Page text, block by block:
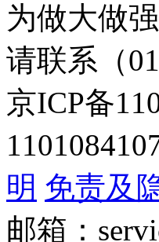
为做大做
请联系（
京ICP备
明 免责及
邮箱：